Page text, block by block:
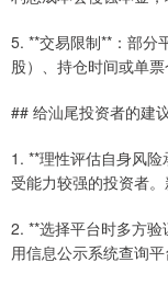
5. **交易限制**：部分
股）、持仓时间或单票
## 给汕尾投资者的建
1. **理性评估自身风
受能力较强的投资者。
2. **选择平台时多方
用信息公示系统查询平